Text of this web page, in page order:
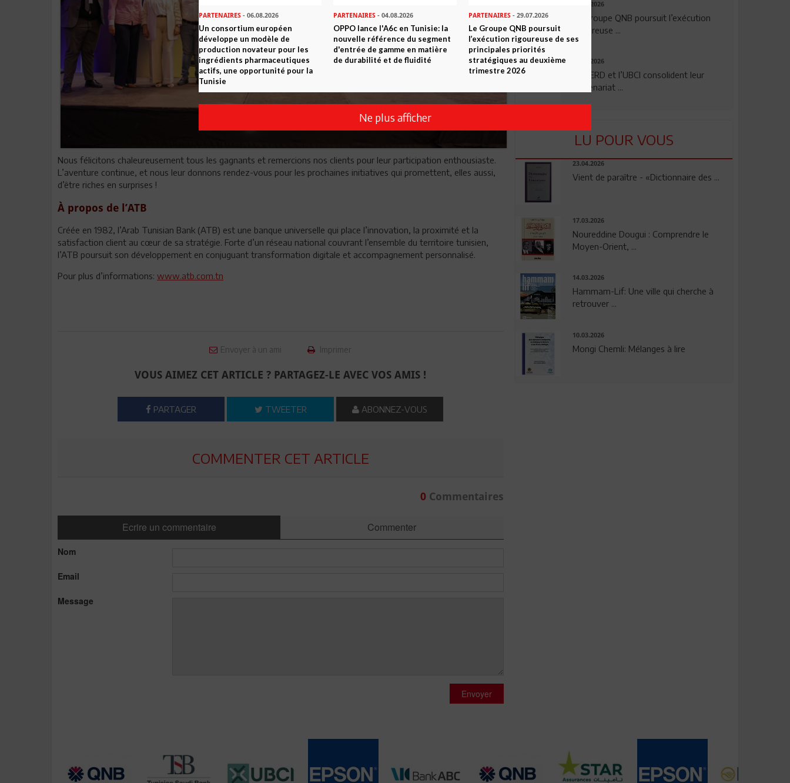
Nous félicitons chaleureusement tous les gagnants et remercions nos clients pour leur participation enthousiaste.
L’aventure continue, et nous leur donnons rendez-vous pour les prochaines initiatives qui promettent, elles aussi,
d’être riches en surprises !
À propos de l’ATB
Créée en 1982, l’Arab Tunisian Bank (ATB) est une banque universelle qui place l’innovation, la proximité et la
satisfaction client au cœur de sa stratégie. Forte d’un réseau national couvrant l’ensemble du territoire tunisien,
l’ATB poursuit son développement en conjuguant transformation digitale et accompagnement personnalisé.
Pour plus d’informations: www.atb.com.tn
Envoyer à un ami Imprimer
VOUS AIMEZ CET ARTICLE ? PARTAGEZ-LE AVEC VOS AMIS !
PARTAGER TWEETER ABONNEZ-VOUS
COMMENTER CET ARTICLE
0Commentaires
Ecrire un commentaire Commenter
Nom
Email
Message
Envoyer
29.07.2026
Le Groupe QNB poursuit l’exécution
rigoureuse ...
24.07.2026
La BERD et l’UBCI consolident leur
partenariat ...
LU POUR VOUS
23.04.2026
Vient de paraître - «Dictionnaire des ...
17.03.2026
Noureddine Dougui : Comprendre le
Moyen-Orient, ...
14.03.2026
Hammam-Lif: Une ville qui cherche à
retrouver ...
10.03.2026
Mongi Chemli: Mélanges à lire
PARTENAIRES - 06.08.2026
Un consortium européen
développe un modèle de
production novateur pour les
ingrédients pharmaceutiques
actifs, une opportunité pour la
Tunisie
PARTENAIRES - 04.08.2026
OPPO lance l'A6c en Tunisie: la
nouvelle référence du segment
d'entrée de gamme en matière
de durabilité et de fluidité
PARTENAIRES- 29.07.2026
Le Groupe QNB poursuit
l’exécution rigoureuse de ses
principales priorités
stratégiques au deuxième
trimestre 2026
Ne plus afficher